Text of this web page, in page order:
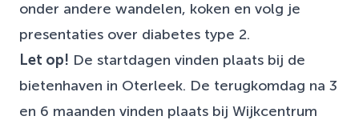
onder andere wandelen, koken en volg je
presentaties over diabetes type 2.
Let op! De startdagen vinden plaats bij de
bietenhaven in Oterleek. De terugkomdag na 3
en 6 maanden vinden plaats bij Wijkcentrum